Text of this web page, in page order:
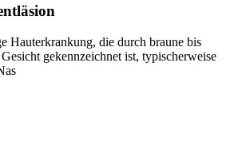
Hauterkrankung, die durch braune bis
gekennzeichnet ist, typischerweise